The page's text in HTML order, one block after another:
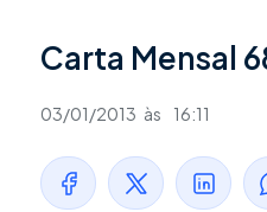
Carta Mensal
03/01/2013 às
16:11